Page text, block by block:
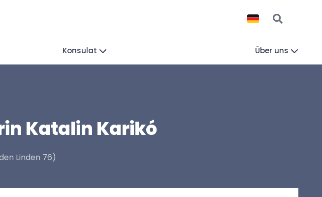
Konsulat Über uns
Katalin Karikó
Linden 76)